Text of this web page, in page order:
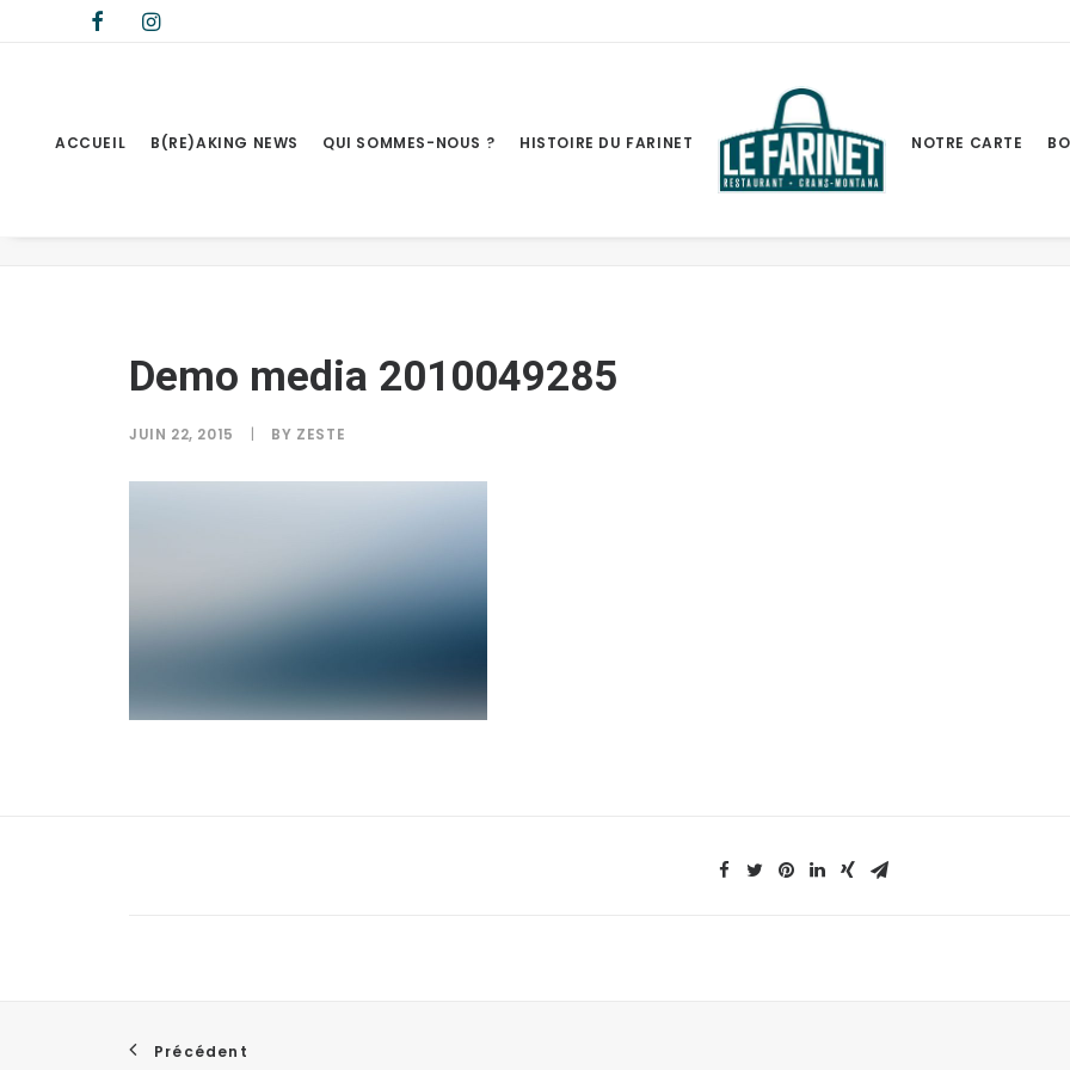
ACCUEIL B(RE)AKING NEWS QUI SOMMES-NOUS ? HISTOIRE DU FARINET NOTRE CARTE
Demo media 2010049285
JUIN 22, 2015 | BY ZESTE
Précédent